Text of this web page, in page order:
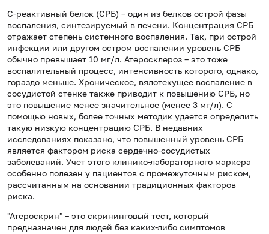
С-реактивный белок (СРБ) – один из белков острой фазы
воспаления, синтезируемый в печени. Концентрация СРБ
отражает степень системного воспаления. Так, при острой
инфекции или другом остром воспалении уровень СРБ
обычно превышает 10 мг/л. Атеросклероз – это тоже
воспалительный процесс, интенсивность которого, однако,
гораздо меньше. Хроническое, вялотекущее воспаление в
сосудистой стенке также приводит к повышению СРБ, но
это повышение менее значительное (менее 3 мг/л). С
помощью новых, более точных методик удается определить
такую низкую концентрацию СРБ. В недавних
исследованиях показано, что повышенный уровень СРБ
является фактором риска сердечно-сосудистых
заболеваний. Учет этого клинико-лабораторного маркера
особенно полезен у пациентов с промежуточным риском,
рассчитанным на основании традиционных факторов
риска.
"Атероскрин" – это скрининговый тест, который
предназначен для людей без каких-либо симптомов